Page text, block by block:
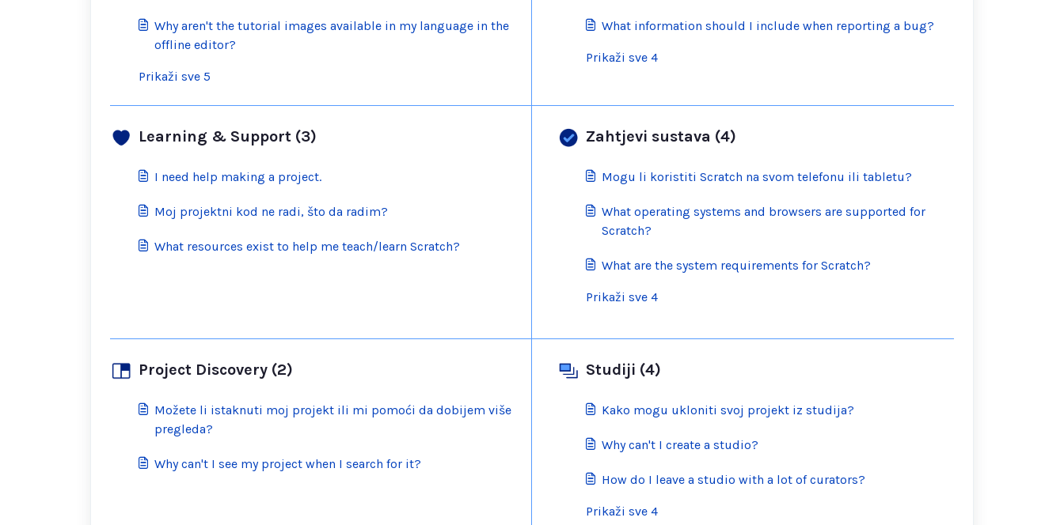
Why aren't the tutorial images available in my language in the
offline editor?
Prikaži sve 5
What information should I include when reporting a bug?
Prikaži sve 4
Learning & Support (3)
I need help making a project.
Moj projektni kod ne radi, što da radim?
What resources exist to help me teach/learn Scratch?
Zahtjevi sustava (4)
Mogu li koristiti Scratch na svom telefonu ili tabletu?
What operating systems and browsers are supported for
Scratch?
What are the system requirements for Scratch?
Prikaži sve 4
Project Discovery (2)
Možete li istaknuti moj projekt ili mi pomoći da dobijem više
pregleda?
Why can't I see my project when I search for it?
Studiji (4)
Kako mogu ukloniti svoj projekt iz studija?
Why can't I create a studio?
How do I leave a studio with a lot of curators?
Prikaži sve 4